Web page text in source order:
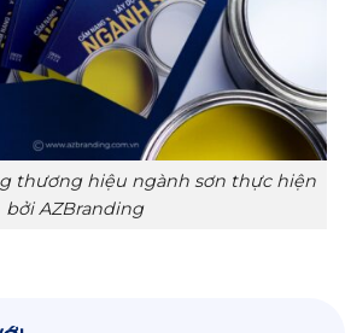
thương hiệu ngành sơn thực hiện
bởi AZBranding